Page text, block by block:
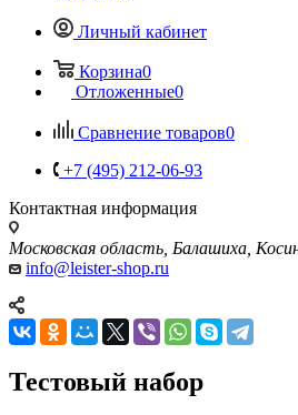
Личный кабинет
Корзина0
Отложенные0
Сравнение товаров0
+7 (495) 212-06-93
Контактная информация
Московская область, Балашиха,
info@leister-shop.ru
Тестовый набор